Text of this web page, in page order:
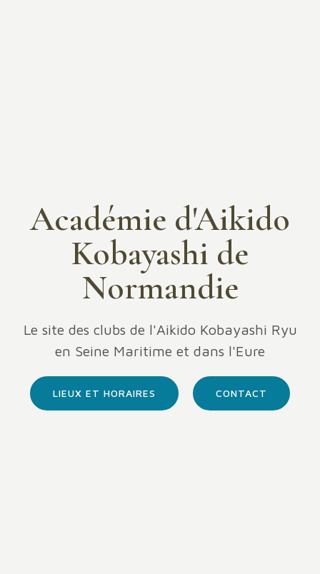
Académie d'Aikido
Kobayashi de
Normandie
Le site des clubs de l'Aikido Kobayashi Ryu
en Seine Maritime et dans l'Eure
LIEUX ET HORAIRES CONTACT